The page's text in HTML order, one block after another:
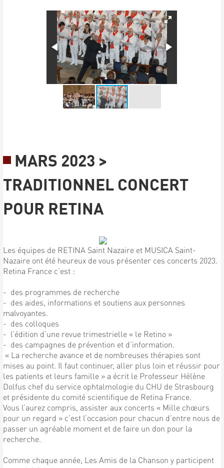
MARS 2023 >
TRADITIONNEL CONCERT
POUR RETINA
Les équipes de RETINA Saint Nazaire et MUSICA Saint-
Nazaire ont été heureux de vous présenter ces concerts 2023.
Retina France c’est :
- des programmes de recherche
- des aides, informations et soutiens aux personnes
malvoyantes.
- des colloques
- l’édition d’une revue trimestrielle « le Retino »
- des campagnes de prévention et d’information.
« La recherche avance et de nombreuses thérapies sont
mises au point. Il faut continuer, aller plus loin et réussir pour
les patients et leurs famille » a écrit le Professeur Hélène
Dolfus chef du service ophtalmologie du CHU de Strasbourg
et présidente du comité scientifique de Retina France.
Vous l’aurez compris, assister aux concerts « Mille chœurs
pour un regard » c’est l’occasion pour chacun d’entre nous de
passer un agréable moment et de faire un don pour la
recherche.
Comme chaque année, Les Amis de la Chanson y participent